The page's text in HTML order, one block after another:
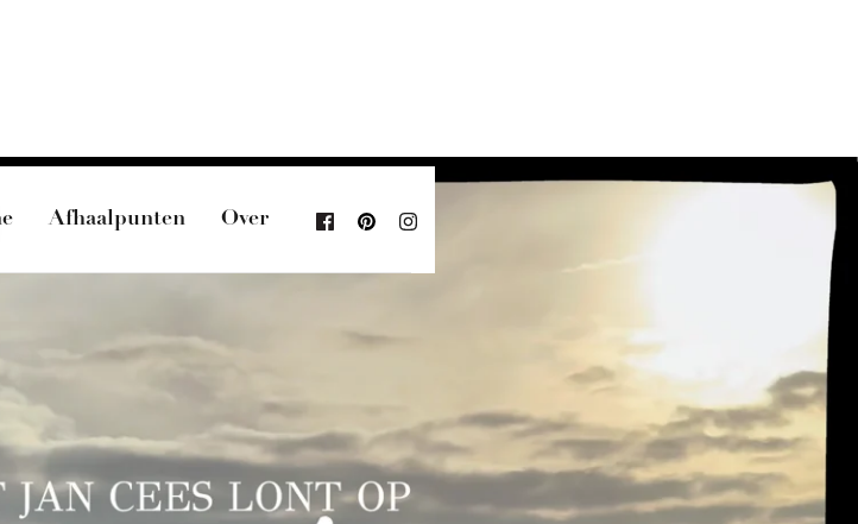
Afhaalpunten Over